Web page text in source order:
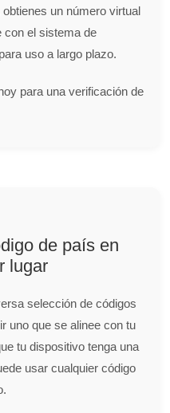
un número virtual
con el sistema de
uso a largo plazo.
para una verificación de
de país en
lugar
selección de códigos
uno que se alinee con tu
tu dispositivo tenga una
usar cualquier código